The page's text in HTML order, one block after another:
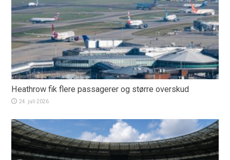
Heathrow fik flere passagerer og større overskud
24. juli 2026